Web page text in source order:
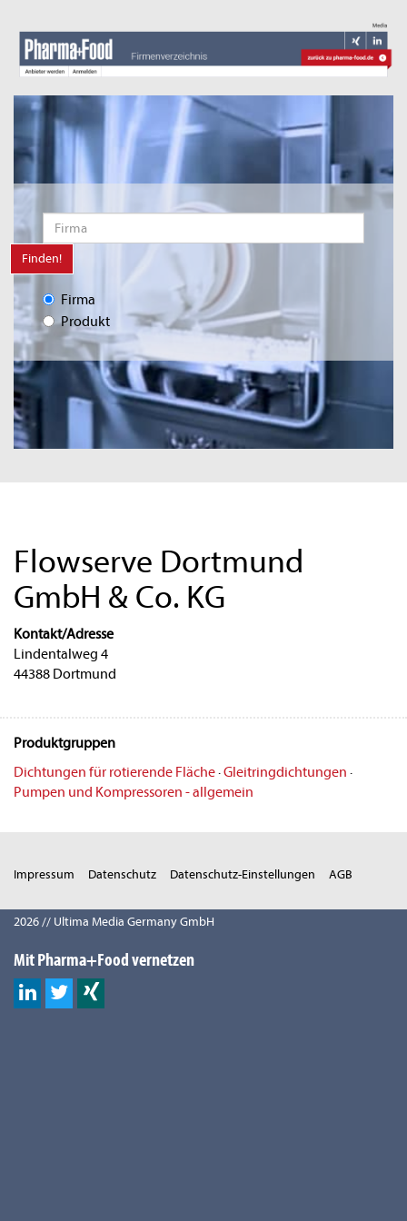
Finden!
Firma
Produkt
Flowserve Dortmund
GmbH & Co. KG
Kontakt/Adresse
Lindentalweg 4
44388 Dortmund
Produktgruppen
Dichtungen für rotierende Fläche·Gleitringdichtungen ·
Pumpen und Kompressoren - allgemein
Impressum Datenschutz Datenschutz-Einstellungen AGB
2026 // Ultima Media Germany GmbH
Mit Pharma+Food vernetzen